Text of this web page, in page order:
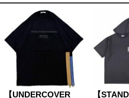
【UNDERCOVER 【